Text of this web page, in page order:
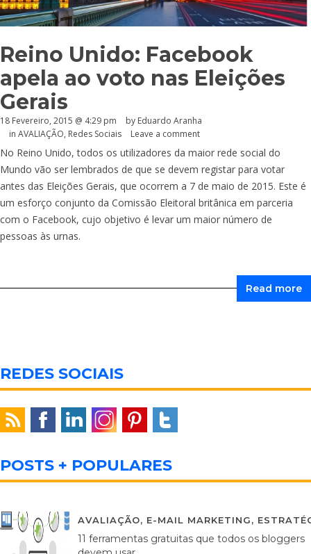
Reino Unido: Facebook
apela ao voto nas Eleições
Gerais
18 Fevereiro, 2015 @ 4:29 pm by Eduardo Aranha
in AVALIAÇÃO, Redes Sociais Leave a comment
No Reino Unido, todos os utilizadores da maior rede social do
Mundo vão ser lembrados de que se devem registar para votar
antes das Eleições Gerais, que ocorrem a 7 de maio de 2015. Este é
um esforço conjunto da Comissão Eleitoral britânica em parceria
com o Facebook, cujo objetivo é levar um maior número de
pessoas às urnas.
Read more
REDES SOCIAIS
POSTS + POPULARES
AVALIAÇÃO, E-MAIL MARKETING,
11 ferramentas gratuitas que todos os bloggers